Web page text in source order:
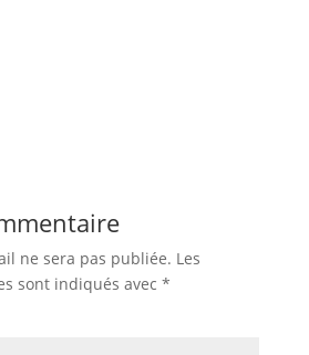
ne sera pas publiée. Les
sont indiqués avec *